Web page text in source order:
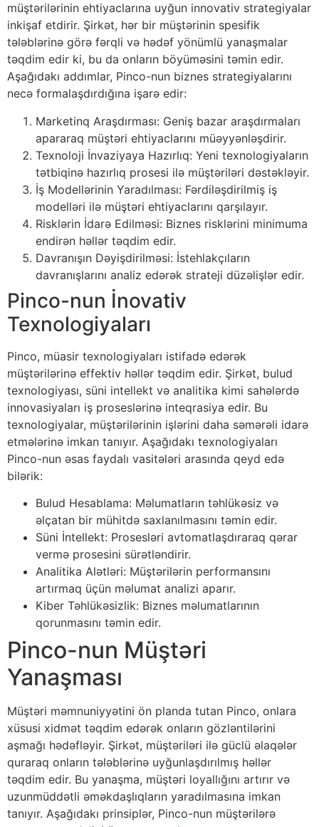
müştərilərinin ehtiyaclarına uyğun innovativ strategiyalar
inkişaf etdirir. Şirkət, hər bir müştərinin spesifik
tələblərinə görə fərqli və hədəf yönümlü yanaşmalar
təqdim edir ki, bu da onların böyüməsini təmin edir.
Aşağıdakı addımlar, Pinco-nun biznes strategiyalarını
necə formalaşdırdığına işarə edir:
Marketinq Araşdırması: Geniş bazar araşdırmaları
apararaq müştəri ehtiyaclarını müəyyənləşdirir.
Texnoloji İnvaziyaya Hazırlıq: Yeni texnologiyaların
tətbiqinə hazırlıq prosesi ilə müştəriləri dəstəkləyir.
İş Modellərinin Yaradılması: Fərdiləşdirilmiş iş
modelləri ilə müştəri ehtiyaclarını qarşılayır.
Risklərin İdarə Edilməsi: Biznes risklərini minimuma
endirən həllər təqdim edir.
Davranışın Dəyişdirilməsi: İstehlakçıların
davranışlarını analiz edərək strateji düzəlişlər edir.
Pinco-nun İnovativ
Texnologiyaları
Pinco, müasir texnologiyaları istifadə edərək
müştərilərinə effektiv həllər təqdim edir. Şirkət, bulud
texnologiyası, süni intellekt və analitika kimi sahələrdə
innovasiyaları iş proseslərinə inteqrasiya edir. Bu
texnologiyalar, müştərilərinin işlərini daha səmərəli idarə
etmələrinə imkan tanıyır. Aşağıdakı texnologiyaları
Pinco-nun əsas faydalı vasitələri arasında qeyd edə
bilərik:
Bulud Hesablama: Məlumatların təhlükəsiz və
əlçatan bir mühitdə saxlanılmasını təmin edir.
Süni İntellekt: Prosesləri avtomatlaşdıraraq qərar
vermə prosesini sürətləndirir.
Analitika Alətləri: Müştərilərin performansını
artırmaq üçün məlumat analizi aparır.
Kiber Təhlükəsizlik: Biznes məlumatlarının
qorunmasını təmin edir.
Pinco-nun Müştəri
Yanaşması
Müştəri məmnuniyyətini ön planda tutan Pinco, onlara
xüsusi xidmət təqdim edərək onların gözləntilərini
aşmağı hədəfləyir. Şirkət, müştəriləri ilə güclü əlaqələr
quraraq onların tələblərinə uyğunlaşdırılmış həllər
təqdim edir. Bu yanaşma, müştəri loyallığını artırır və
uzunmüddətli əməkdaşlıqların yaradılmasına imkan
tanıyır. Aşağıdakı prinsiplər, Pinco-nun müştərilərə